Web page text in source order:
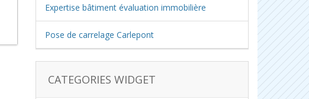
Expertise bâtiment évaluation immobilière
Pose de carrelage Carlepont
CATEGORIES WIDGET